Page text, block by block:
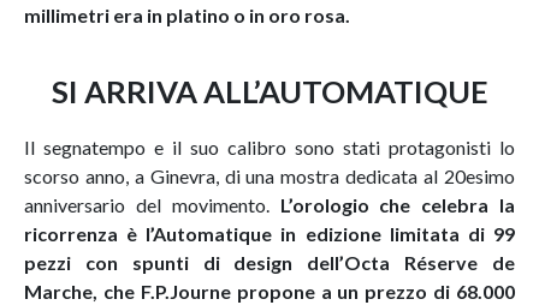
millimetri era in platino o in oro rosa.
SI ARRIVA ALL’AUTOMATIQUE
Il segnatempo e il suo calibro sono stati protagonisti lo
scorso anno, a Ginevra, di una mostra dedicata al 20esimo
anniversario del movimento. L’orologio che celebra la
ricorrenza è l’Automatique in edizione limitata di 99
pezzi con spunti di design dell’Octa Réserve de
Marche, che F.P.Journe propone a un prezzo di 68.000